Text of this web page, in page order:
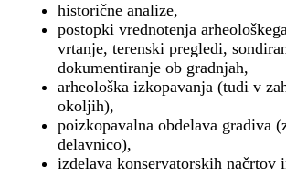
historične analize,
postopki vrednotenja
vrtanje, terenski pregledi,
dokumentiranje ob gradnjah,
arheološka izkopavanja (tudi v
okoljih),
poizkopavalna obdelava gradiva
delavnico),
izdelava konservatorskih načrtov